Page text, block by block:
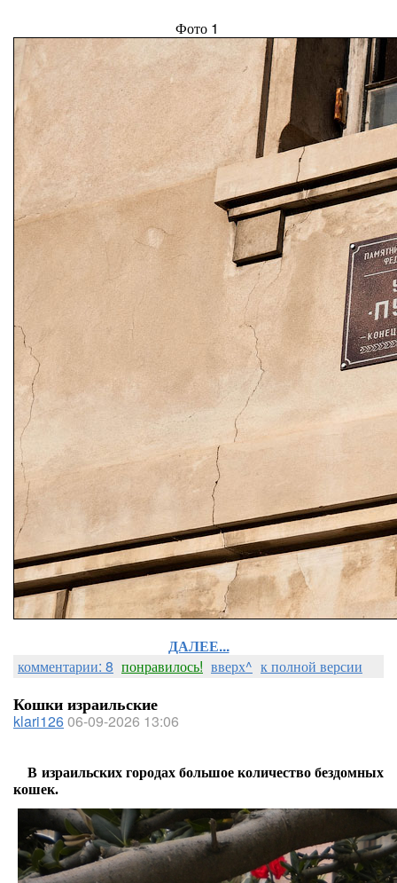
Фото 1
ДАЛЕЕ...
комментарии: 8 понравилось! вверх^ к полной версии
Кошки израильские
klari12606-09-2026 13:06
В израильских городах большое количество бездомных
кошек.